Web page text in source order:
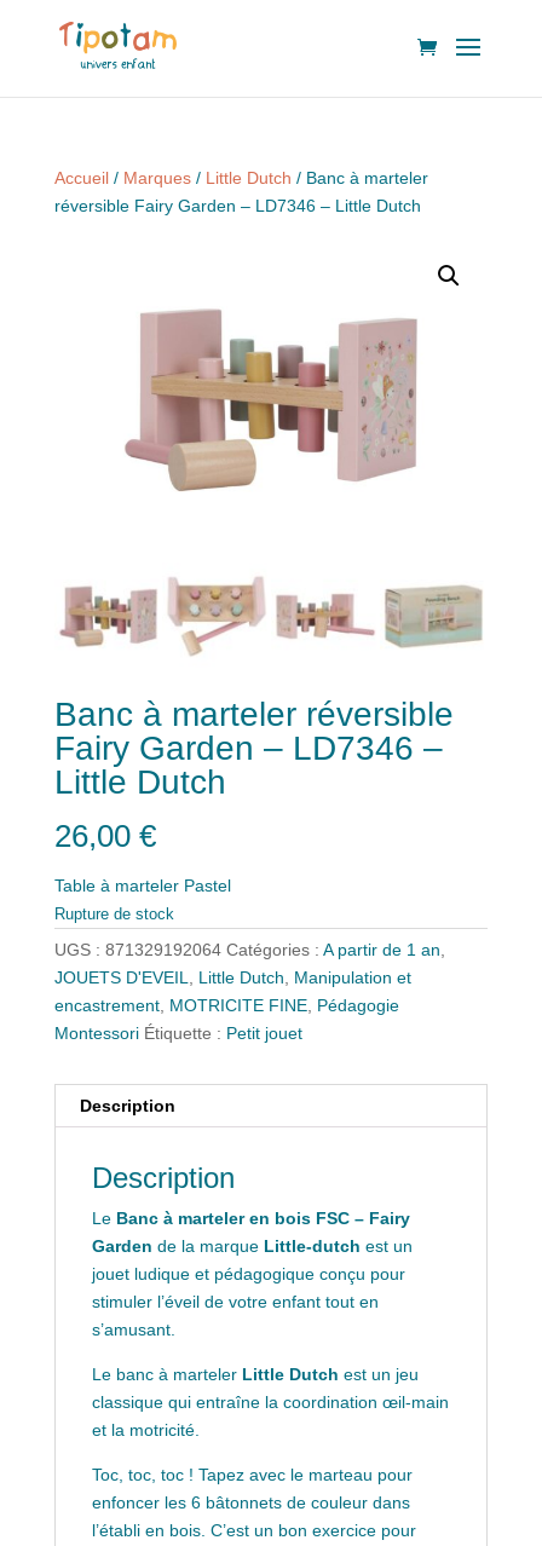
Accueil/ Marques/ Little Dutch / Banc à marteler
réversible Fairy Garden – LD7346 – Little Dutch
Banc à marteler réversible
Fairy Garden – LD7346 –
Little Dutch
26,00 €
Table à marteler Pastel
Rupture de stock
UGS : 871329192064 Catégories : A partir de 1 an
JOUETS D'EVEIL
Little Dutch
Manipulation et
encastrement, MOTRICITE FINE, Pédagogie
Montessori Étiquette : Petit jouet
Description
Description
Le Banc à marteler en bois FSC – Fairy
Garden de la marque Little-dutch est un
jouet ludique et pédagogique conçu pour
stimuler l’éveil de votre enfant tout en
s’amusant.
Le banc à marteler Little Dutch est un jeu
classique qui entraîne la coordination œil-main
et la motricité.
Toc, toc, toc ! Tapez avec le marteau pour
enfoncer les 6 bâtonnets de couleur dans
l’établi en bois. C’est un bon exercice pour